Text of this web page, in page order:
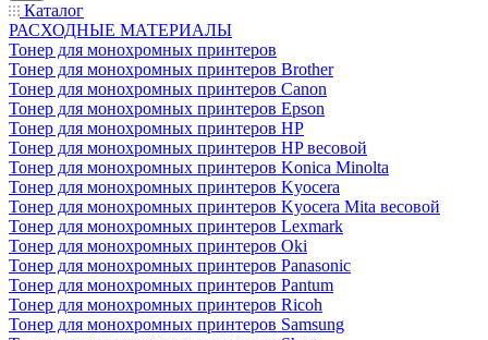
Каталог
РАСХОДНЫЕ МАТЕРИАЛЫ
Тонер для монохромных принтеров
Тонер для монохромных принтеров Brother
Тонер для монохромных принтеров Canon
Тонер для монохромных принтеров Epson
Тонер для монохромных принтеров HP
Тонер для монохромных принтеров HP весовой
Тонер для монохромных принтеров Konica Minolta
Тонер для монохромных принтеров Kyocera
Тонер для монохромных принтеров Kyocera Mita весовой
Тонер для монохромных принтеров Lexmark
Тонер для монохромных принтеров Oki
Тонер для монохромных принтеров Panasonic
Тонер для монохромных принтеров Pantum
Тонер для монохромных принтеров Ricoh
Тонер для монохромных принтеров Samsung